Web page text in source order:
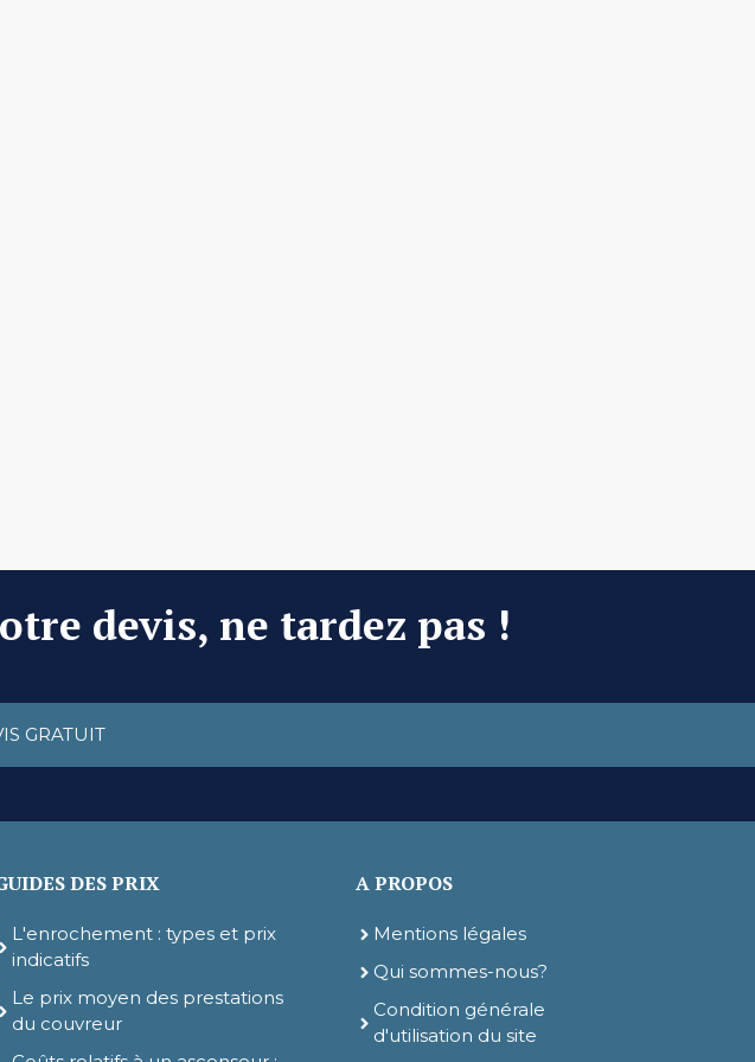
devis, ne tardez pas !
GRATUIT
DES PRIX
L'enrochement : types et prix
indicatifs
Le prix moyen des prestations
du couvreur
A PROPOS
Mentions légales
Qui sommes-nous?
Condition générale
d'utilisation du site